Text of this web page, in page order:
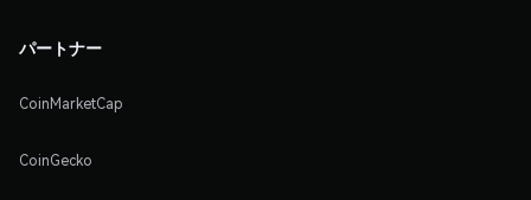
パートナー
CoinMarketCap
CoinGecko